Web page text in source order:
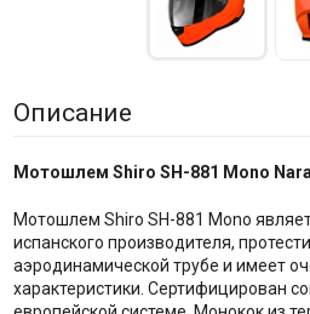
Описание
Мотошлем Shiro SH-881 Mono
Мотошлем Shiro SH-881 Mono
испанского производителя,
аэродинамической трубе и имеет
характеристики. Сертифицирован